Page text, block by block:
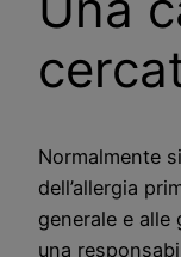
Normalmente
dell’allergia
generale e alle
una